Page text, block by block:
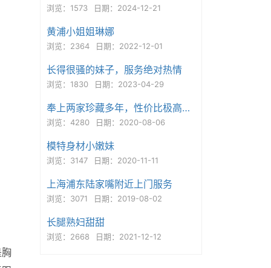
浏览：1573 日期：2024-12-21
黄浦小姐姐琳娜
浏览：2364 日期：2022-12-01
长得很骚的妹子，服务绝对热情
浏览：1830 日期：2023-04-29
奉上两家珍藏多年，性价比极高的kb店(1)
浏览：4280 日期：2020-08-06
模特身材小嫩妹
浏览：3147 日期：2020-11-11
上海浦东陆家嘴附近上门服务
浏览：3071 日期：2019-08-02
长腿熟妇甜甜
浏览：2668 日期：2021-12-12